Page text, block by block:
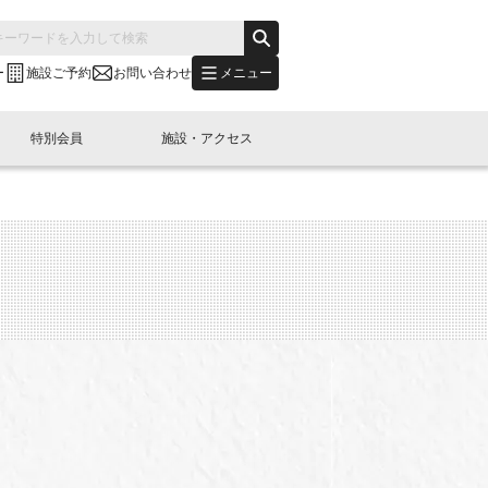
施設ご予約 お問い合わせ メニュー
別会員開催
展・参加
"LINK-BioBAY TOKYO"？
(News Letter)
コラム
ュース・事業紹介
ベント
LINK-J WEST
容
本橋エリアについて
特別会員
し込み
施設・アクセス
予約